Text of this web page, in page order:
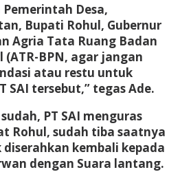
Desa,
Bupati Rohul, Gubernur
Agria Tata Ruang Badan
BPN, agar jangan
atau restu untuk
SAI tersebut,” tegas Ade.
PT SAI menguras
Rohul, sudah tiba saatnya
kembali kepada
dengan Suara lantang.